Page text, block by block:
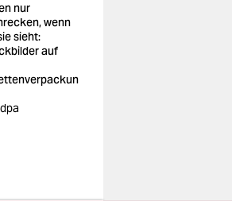
nur
wenn
sieht:
auf